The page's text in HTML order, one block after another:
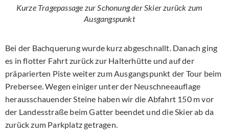
Kurze Tragepassage zur Schonung der Skier zurück zum
Ausgangspunkt
Bei der Bachquerung wurde kurz abgeschnallt. Danach ging
es in flotter Fahrt zurück zur Halterhütte und auf der
präparierten Piste weiter zum Ausgangspunkt der Tour beim
Prebersee. Wegen einiger unter der Neuschneeauflage
herausschauender Steine haben wir die Abfahrt 150 m vor
der Landesstraße beim Gatter beendet und die Skier ab da
zurück zum Parkplatz getragen.